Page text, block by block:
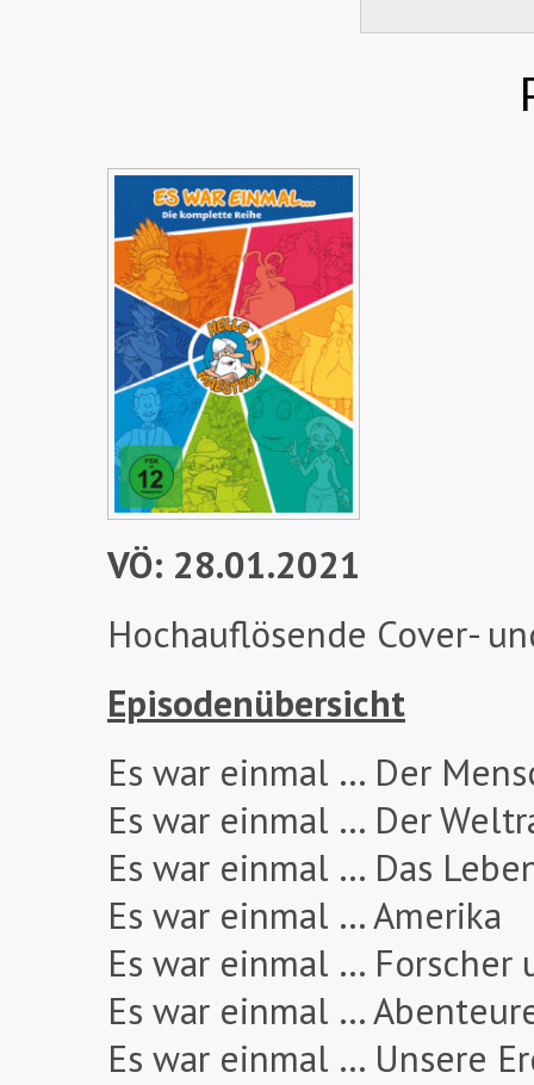
VÖ: 28.01.2021
Hochauflösende Cover-
Episodenübersicht
Es war einmal … Der
Es war einmal … Der
Es war einmal … Das
Es war einmal … Amerika
Es war einmal … Forscher
Es war einmal …
Es war einmal … Unsere